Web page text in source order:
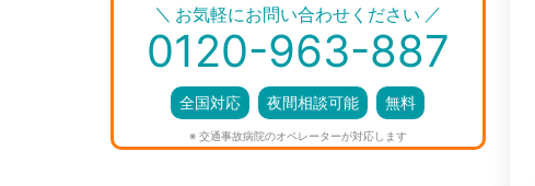
＼ ／
お気軽にお問い合わせください
0120-963-887
全国対応 夜間相談可能 無料
※ 交通事故病院のオペレーターが対応します